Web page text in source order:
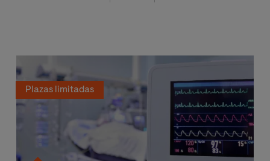
Plazas limitadas